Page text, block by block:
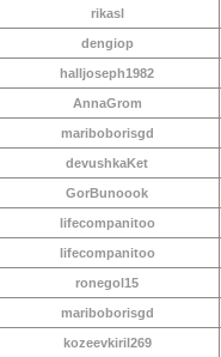
rikasl
dengiop
halljoseph1982
AnnaGrom
mariboborisgd
devushkaKet
GorBunoook
lifecompanitoo
lifecompanitoo
ronegol15
mariboborisgd
kozeevkiril269